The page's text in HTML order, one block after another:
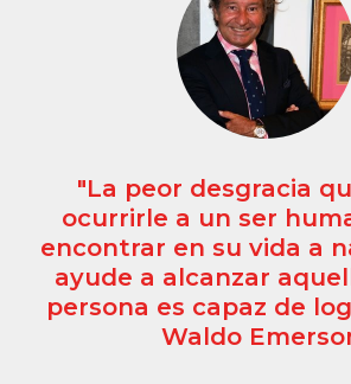
"La peor desgracia
ocurrirle a un ser
encontrar en su vida a
ayude a alcanzar
persona es capaz de
Waldo